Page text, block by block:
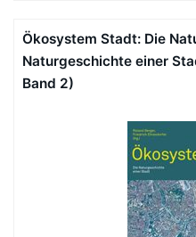
Ökosystem Stadt: Die
Naturgeschichte einer
Band 2)